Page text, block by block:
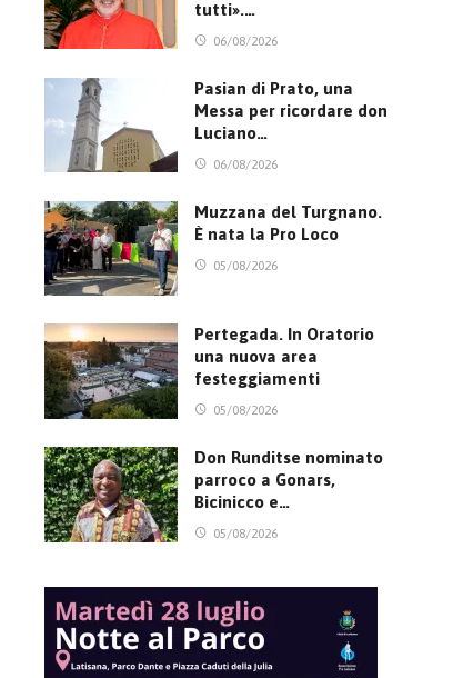
tutti».…
06/08/2026
Pasian di Prato, una
Messa per ricordare don
Luciano…
06/08/2026
Muzzana del Turgnano.
È nata la Pro Loco
05/08/2026
Pertegada. In Oratorio
una nuova area
festeggiamenti
05/08/2026
Don Runditse nominato
parroco a Gonars,
Bicinicco e…
05/08/2026